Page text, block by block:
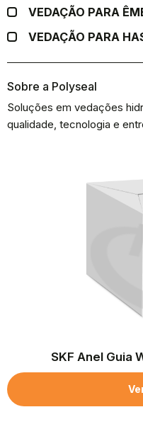
VEDAÇÃO PARA
VEDAÇÃO PARA
Sobre a Polyseal
Soluções em vedações
qualidade, tecnologia e
SKF Anel Guia